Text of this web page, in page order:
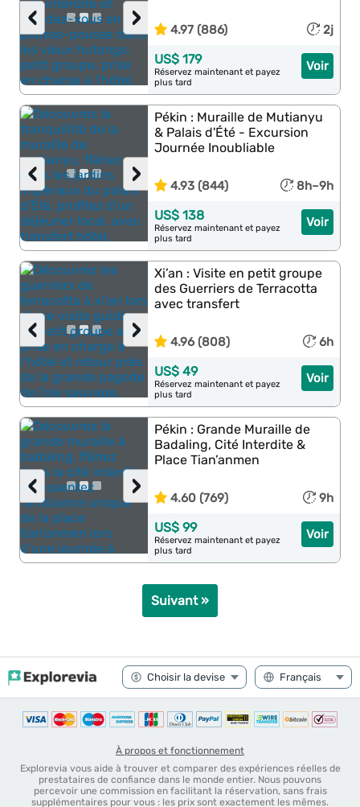
›
‹ 4.97 (886) 2j
Voir
US$ 179
Réservez maintenant et payez
plus tard
›
‹
Pékin : Muraille de Mutianyu
& Palais d'Été - Excursion
Journée Inoubliable
4.93 (844) 8h–9h
Voir
US$ 138
Réservez maintenant et payez
plus tard
›
‹
Xi’an : Visite en petit groupe
des Guerriers de Terracotta
avec transfert
4.96 (808) 6h
Voir
US$ 49
Réservez maintenant et payez
plus tard
›
‹
Pékin : Grande Muraille de
Badaling, Cité Interdite &
Place Tian’anmen
4.60 (769) 9h
Voir
US$ 99
Réservez maintenant et payez
plus tard
Suivant »
À propos et fonctionnement
Explorevia vous aide à trouver et comparer des expériences réelles de
prestataires de confiance dans le monde entier. Nous pouvons
percevoir une commission en facilitant la réservation, sans frais
supplémentaires pour vous : les prix sont exactement les mêmes.